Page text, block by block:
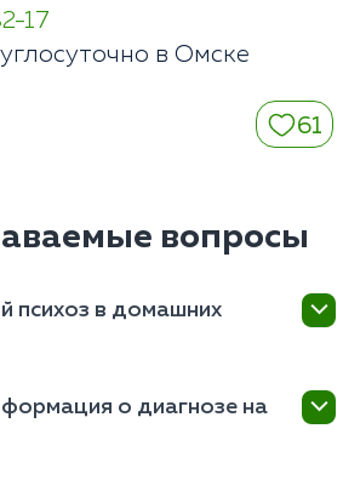
17
в Омске
61
вопросы
психоз в домашних
контроля. Острое
в закрытом стационаре в
о диагнозе на